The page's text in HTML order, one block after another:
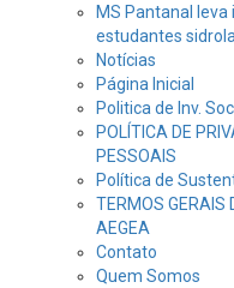
MS Pantanal
estudantes
Notícias
Página Inicial
Politica de Inv.
POLÍTICA DE
PESSOAIS
Política de
TERMOS GERAIS
AEGEA
Contato
Quem Somos